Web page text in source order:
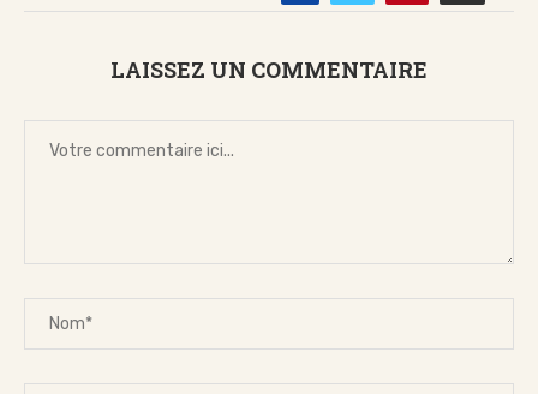
LAISSEZ UN COMMENTAIRE